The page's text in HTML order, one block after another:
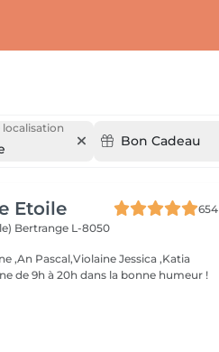
Bon Cadeau
Etoile
654
Bertrange L-8050
,An Pascal,Violaine Jessica ,Katia
de 9h à 20h dans la bonne humeur !